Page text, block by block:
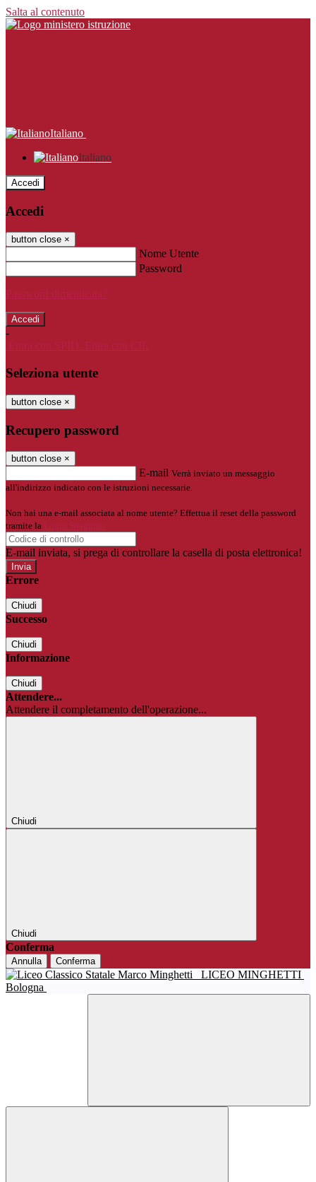
Salta al contenuto
Italiano
Italiano
Accedi
Accedi
button close ×
Nome Utente
Password
Password dimenticata?
-
Entra con SPID
Entra con CIE
Seleziona utente
button close ×
Recupero password
button close ×
E-mail Verrà inviato un messaggio
all'indirizzo indicato con le istruzioni necessarie.
Non hai una e-mail associata al nome utente? Effettua il reset della password
tramite la
Login Spaggiari
E-mail inviata, si prega di controllare la casella di posta elettronica!
Errore
Chiudi
Successo
Chiudi
Informazione
Chiudi
Attendere...
Attendere il completamento dell'operazione...
Chiudi
Chiudi
Conferma
Annulla Conferma
LICEO MINGHETTI
Bologna